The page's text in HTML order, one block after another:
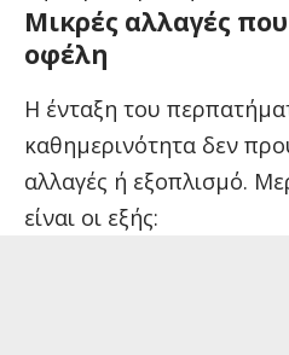
Μικρές αλλαγές
οφέλη
Η ένταξη του
καθημερινότητα δεν
αλλαγές ή εξοπλισμό.
είναι οι εξής: